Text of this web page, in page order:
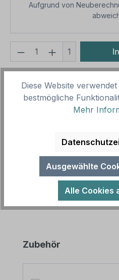
Aufgrund von
Produkt Anzahl:
1
Vorlagenummer: P-TH-14
Parkplatzschild Nur für
Parkplatzschildern weisen
Produktgalerie
Zubehör
Diese Website
bestmögliche
Mehr
Ausgewählte
Alle Cookies